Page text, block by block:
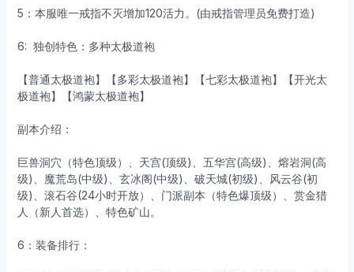
5：本服唯一戒指不灭增加120活力。(由戒指管理员免费打造)
6: 独创特色：多种太极道袍
【普通太极道袍】【多彩太极道袍】【七彩太极道袍】【开光太
极道袍】【鸿蒙太极道袍】
副本介绍：
巨兽洞穴（特色顶级）、天宫(顶级)、五华宫(高级)、熔岩洞(高
级)、魔荒岛(中级)、玄冰阁(中级)、破天城(初级)、风云谷(初
级)、滚石谷(24小时开放）、门派副本（特色爆顶级）、赏金猎
人（新人首选）、特色矿山。
6：装备排行：